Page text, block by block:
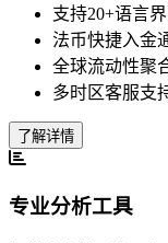
支持20+语言
法币快捷入金
全球流动性聚
多时区客服支
了解详情
专业分析工具